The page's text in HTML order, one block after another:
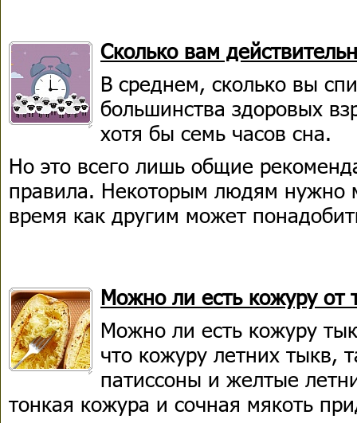
Сколько вам
В среднем, сколько вы
большинства здоровых
хотя бы семь часов сна.
Но это всего лишь общие
правила. Некоторым людям нужно
время как другим может
Можно ли есть кожуру от
Можно ли есть кожуру
что кожуру летних тыкв,
патиссоны и желтые
тонкая кожура и сочная мякоть